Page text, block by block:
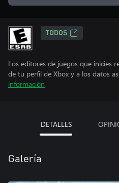
TODOS
Los editores de juegos que inicies
de tu perfil de Xbox y a los datos
información
DETALLES
Galería